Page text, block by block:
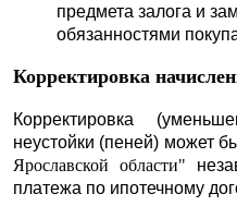
предмета залога и
обязанностями
Корректировка
Корректировка
неустойки (пеней) может
Ярославской области"
платежа по ипотечному